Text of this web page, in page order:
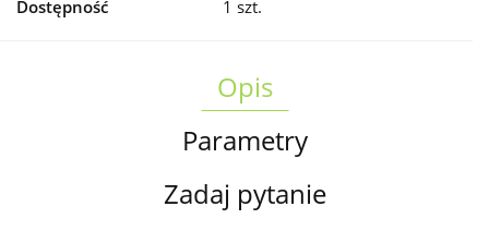
Dostępność 1 szt.
Opis
Parametry
Zadaj pytanie